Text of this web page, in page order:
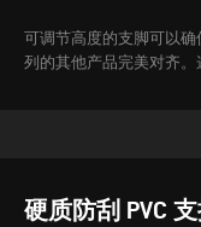
可调节高度的支脚可以确
列的其他产品完美对齐。
硬质防刮 PVC